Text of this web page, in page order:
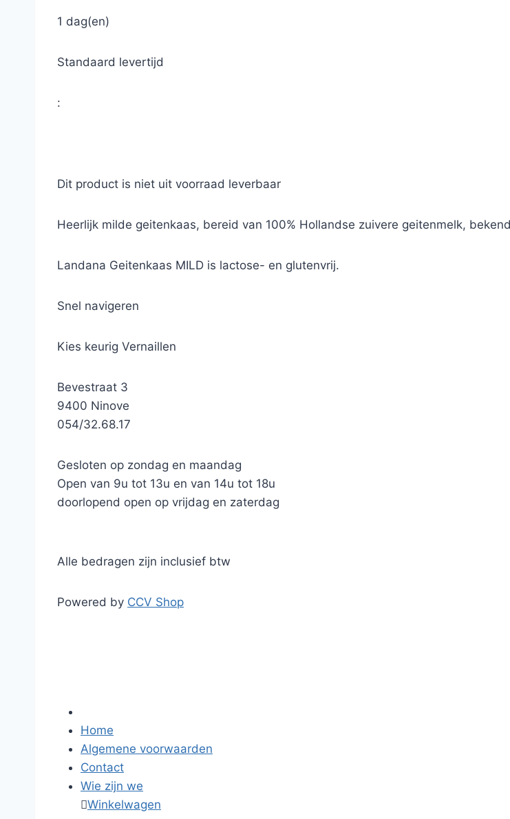
1 dag(en)
Standaard levertijd
:
Dit product is niet uit voorraad leverbaar
Heerlijk milde geitenkaas, bereid van 100% Hollandse zuivere geitenmelk,
Landana Geitenkaas MILD is lactose- en glutenvrij.
Snel navigeren
Kies keurig Vernaillen
Bevestraat 3
9400 Ninove
054/32.68.17
Gesloten op zondag en maandag
Open van 9u tot 13u en van 14u tot 18u
doorlopend open op vrijdag en zaterdag
Alle bedragen zijn inclusief btw
Powered by CCV Shop
Home
Algemene voorwaarden
Contact
Wie zijn we
Winkelwagen